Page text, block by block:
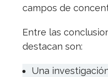
campos de
Entre las
destacan son:
Una